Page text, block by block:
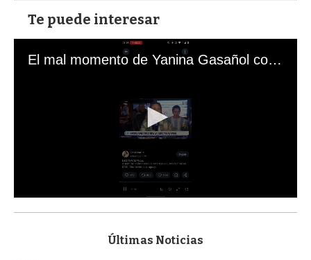
Te puede interesar
El mal momento de Yanina Gasañol con un hincha argentino en "Subrayado"
s
Últimas Noticias